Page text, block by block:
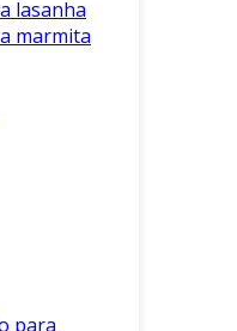
a outros
mais
em
em várias
e
lasanha
marmita
para